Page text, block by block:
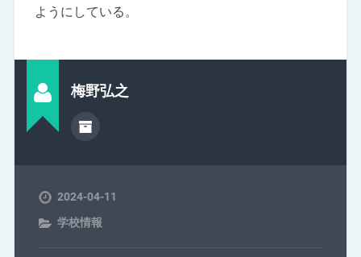
ようにしている。
梅野弘之
2024-04-11
学校情報